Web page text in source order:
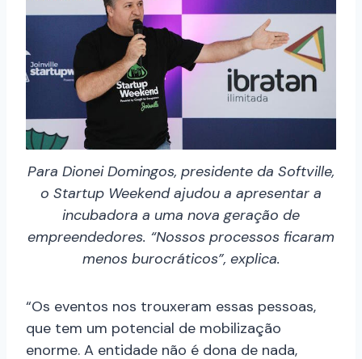
Para Dionei Domingos, presidente da Softville,
o Startup Weekend ajudou a apresentar a
incubadora a uma nova geração de
empreendedores. “Nossos processos ficaram
menos burocráticos”, explica.
“Os eventos nos trouxeram essas pessoas,
que tem um potencial de mobilização
enorme. A entidade não é dona de nada,